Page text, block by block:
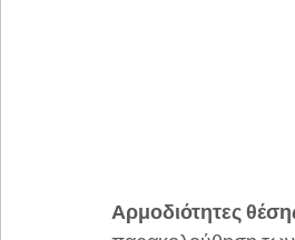
Αρμοδιότητες